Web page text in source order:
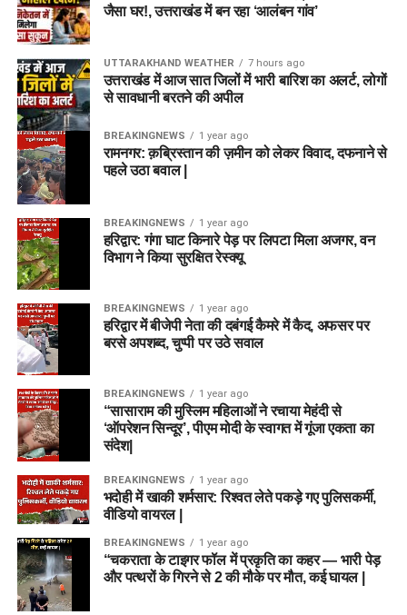
जैसा घर!, उत्तराखंड में बन रहा ‘आलंबन गांव’
UTTARAKHAND WEATHER 7 hours ago
उत्तराखंड में आज सात जिलों में भारी बारिश का अलर्ट, लोगों
से सावधानी बरतने की अपील
BREAKINGNEWS 1 year ago
रामनगर: क़ब्रिस्तान की ज़मीन को लेकर विवाद, दफनाने से
पहले उठा बवाल |
BREAKINGNEWS 1 year ago
हरिद्वार: गंगा घाट किनारे पेड़ पर लिपटा मिला अजगर, वन
विभाग ने किया सुरक्षित रेस्क्यू
BREAKINGNEWS 1 year ago
हरिद्वार में बीजेपी नेता की दबंगई कैमरे में कैद, अफसर पर
बरसे अपशब्द, चुप्पी पर उठे सवाल
BREAKINGNEWS 1 year ago
“सासाराम की मुस्लिम महिलाओं ने रचाया मेहंदी से
‘ऑपरेशन सिन्दूर’, पीएम मोदी के स्वागत में गूंजा एकता का
संदेश|
BREAKINGNEWS 1 year ago
भदोही में खाकी शर्मसार: रिश्वत लेते पकड़े गए पुलिसकर्मी,
वीडियो वायरल |
BREAKINGNEWS 1 year ago
“चकराता के टाइगर फॉल में प्रकृति का कहर — भारी पेड़
और पत्थरों के गिरने से 2 की मौके पर मौत, कई घायल |